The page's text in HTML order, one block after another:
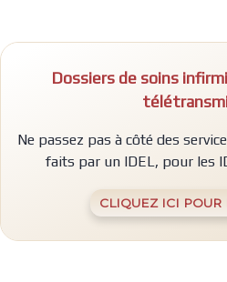
Dossiers de soins
Ne passez pas à côté des
faits par un IDEL, pour les
CLIQUEZ ICI POUR